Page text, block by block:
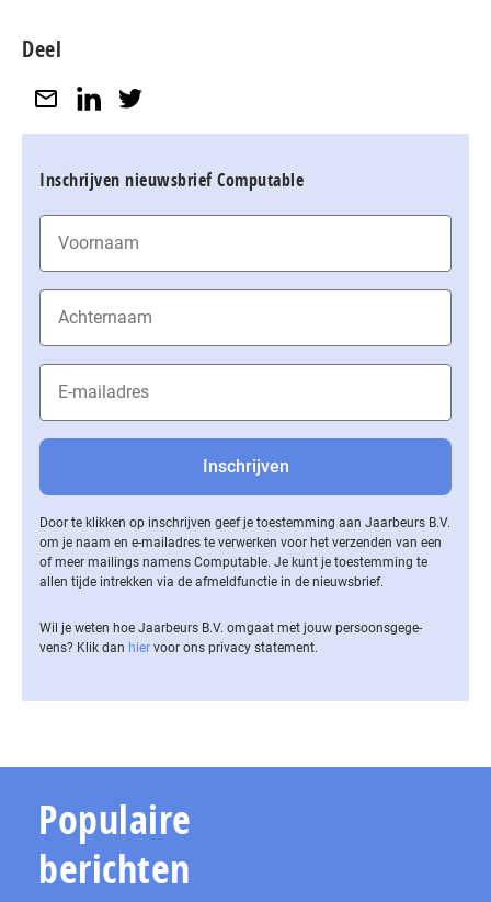
Deel
Inschrijven nieuwsbrief Computable
Door te klikken op inschrijven geef je toestemming aan Jaarbeurs B.V.
om je naam en e-mailadres te verwerken voor het verzenden van een
of meer mailings namens Computable. Je kunt je toestemming te
allen tijde intrekken via de af­meld­func­tie in de nieuwsbrief.
Wil je weten hoe Jaarbeurs B.V. omgaat met jouw per­soons­ge­ge­
vens? Klik dan hier voor ons privacy statement.
Populaire
berichten